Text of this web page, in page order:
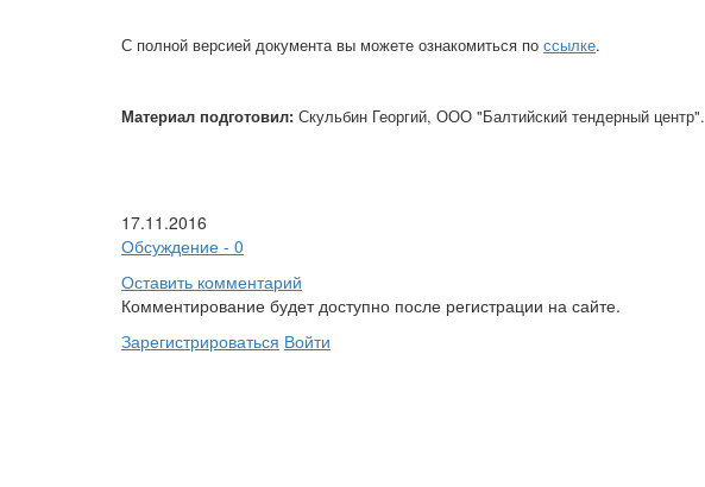
С полной версией документа вы можете ознакомиться по ссылке.
Материал подготовил: Скульбин Георгий, ООО "Балтийский тендерный центр".
17.11.2016
Обсуждение - 0
Оставить комментарий
Комментирование будет доступно после регистрации на сайте.
Зарегистрироваться Войти